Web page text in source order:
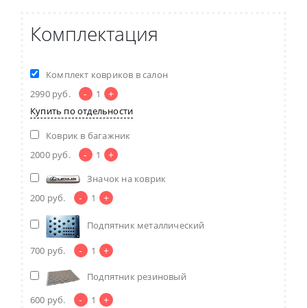
Комплектация
Комплект ковриков в салон
2990 руб. - 1 +
Купить по отдельности
Коврик в багажник
2000 руб. - 1 +
Значок на коврик
200 руб. - 1 +
Подпятник металлический
700 руб. - 1 +
Подпятник резиновый
600 руб. - 1 +